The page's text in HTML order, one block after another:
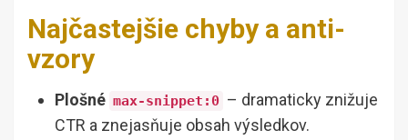
Najčastejšie chyby a anti-
vzory
Plošné max-snippet:0 – dramaticky znižuje
CTR a znejasňuje obsah výsledkov.